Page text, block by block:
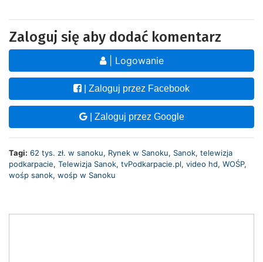
Zaloguj się aby dodać komentarz
| Logowanie
| Zaloguj przez Facebook
| Zaloguj przez Google
Tagi: 62 tys. zł. w sanoku, Rynek w Sanoku, Sanok, telewizja
podkarpacie, Telewizja Sanok, tvPodkarpacie.pl, video hd, WOŚP,
wośp sanok, wośp w Sanoku